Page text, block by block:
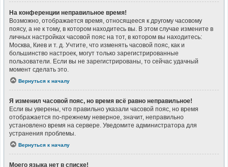
На конференции неправильное время!
Возможно, отображается время, относящееся к другому часовому
поясу, а не к тому, в котором находитесь вы. В этом случае измените в
личных настройках часовой пояс на тот, в котором вы находитесь:
Москва, Киев и т. д. Учтите, что изменять часовой пояс, как и
большинство настроек, могут только зарегистрированные
пользователи. Если вы не зарегистрированы, то сейчас удачный
момент сделать это.
Вернуться к началу
Я изменил часовой пояс, но время всё равно неправильное!
Если вы уверены, что правильно указали часовой пояс, но время
отображается по-прежнему неверное, значит, неправильно
установлено время на сервере. Уведомите администратора для
устранения проблемы.
Вернуться к началу
Моего языка нет в списке!